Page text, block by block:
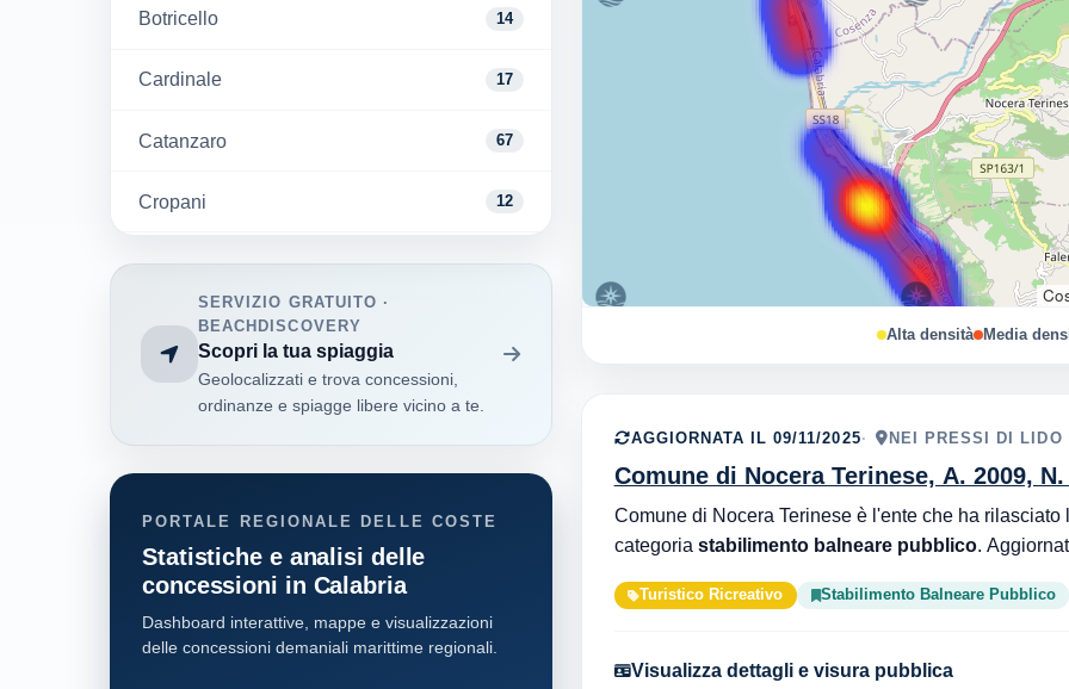
Botricello 14
Cardinale 17
Catanzaro 67
Cropani 12
Davoli 3
Falerna
Gizzeria
San Sostene
Santa Caterina dello Ionio
SERVIZIO GRATUITO ·
BEACHDISCOVERY
Scopri la tua spiaggia
Geolocalizzati e trova concessioni,
ordinanze e spiagge libere vicino a te.
PORTALE REGIONALE DELLE COSTE
Statistiche e analisi delle
concessioni in Calabria
Dashboard interattive, mappe e visualizzazioni
delle concessioni demaniali marittime regionali.
Alta densità Media
AGGIORNATA IL 09/11/2025 NEI PRESSI DI LIDO
Comune di Nocera Terinese, A. 2009, N.
categoria stabilimento balneare pubblico
Turistico Ricreativo Stabilimento Balneare Pubblico
Visualizza dettagli e visura pubblica